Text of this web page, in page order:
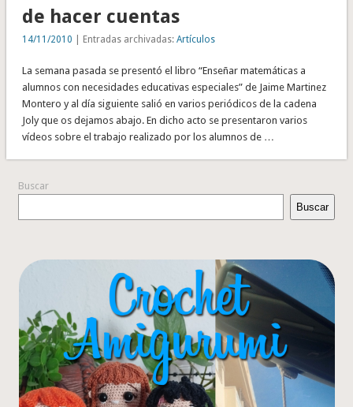
de hacer cuentas
14/11/2010 | Entradas archivadas: Artículos
La semana pasada se presentó el libro “Enseñar matemáticas a
alumnos con necesidades educativas especiales” de Jaime Martinez
Montero y al día siguiente salió en varios periódicos de la cadena
Joly que os dejamos abajo. En dicho acto se presentaron varios
vídeos sobre el trabajo realizado por los alumnos de …
Buscar
Buscar